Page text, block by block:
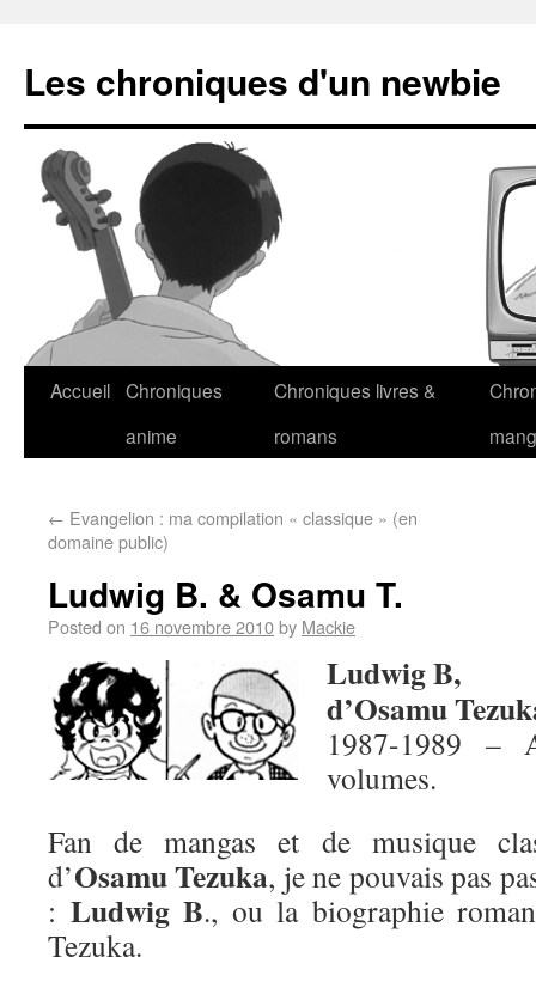
Les chroniques d'un newbie
Accueil Chroniques
anime
Chroniques livres &
romans
← Evangelion : ma compilation « classique » (en
domaine public)
Ludwig B. & Osamu T.
Posted on 16 novembre 2010by Mackie
Ludwig B,
d’Osamu
1987-1989 –
volumes.
Fan de mangas et de musique
d’Osamu Tezuka, je ne pouvais pas
: Ludwig B., ou la biographie
Tezuka.